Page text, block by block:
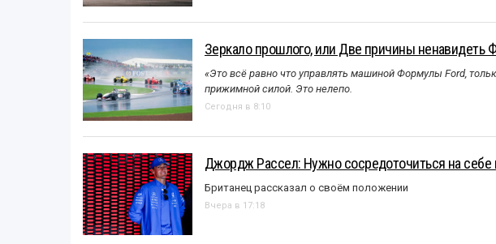
Зеркало прошлого, или Две причины ненавидеть
«Это всё равно что управлять машиной Формулы Ford,
прижимной силой. Это нелепо.
Сегодня в 8:10
Джордж Рассел: Нужно сосредоточиться на себе
Британец рассказал о своём положении
Вчера в 17:18